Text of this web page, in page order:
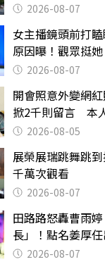
2026-08-07
女主播鏡頭前打
原因曝！觀眾挺
2026-08-07
開會照意外變網
掀2千則留言 本
2026-08-05
展榮展瑞跳舞跳
千萬次觀看
2026-08-07
田路路怒轟曹雨
長」！點名姜厚
應了2026-08-07